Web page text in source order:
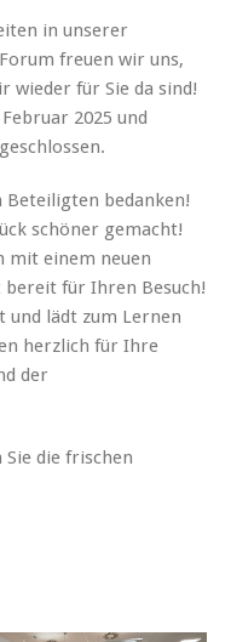
in unserer
freuen wir uns,
wieder für Sie da sind!
2025 und
bedanken!
schöner gemacht!
mit einem neuen
bereit für Ihren Besuch!
lädt zum Lernen
herzlich für Ihre
der
die frischen